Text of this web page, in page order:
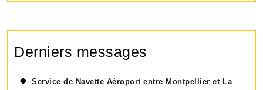
Derniers messages
Service de Navette Aéroport entre Montpellier et La